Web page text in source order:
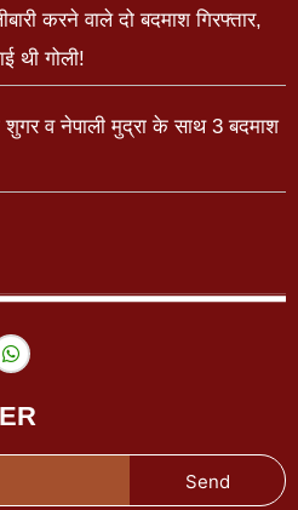
करने वाले दो बदमाश गिरफ्तार,
थी गोली!
व नेपाली मुद्रा के साथ 3 बदमाश
Send